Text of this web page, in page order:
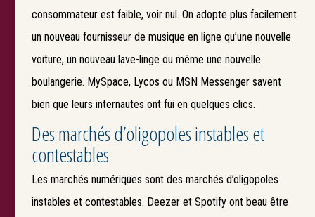
consommateur est faible, voir nul. On adopte plus facilement
un nouveau fournisseur de musique en ligne qu’une nouvelle
voiture, un nouveau lave-linge ou même une nouvelle
boulangerie. MySpace, Lycos ou MSN Messenger savent
bien que leurs internautes ont fui en quelques clics.
Des marchés d’oligopoles instables et
contestables
Les marchés numériques sont des marchés d’oligopoles
instables et contestables. Deezer et Spotify ont beau être
Search